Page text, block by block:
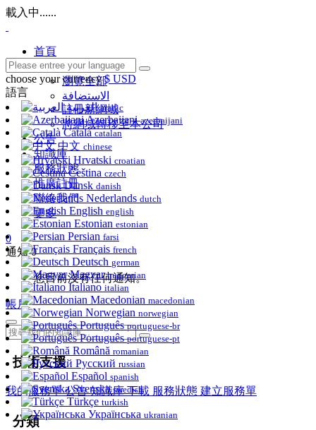
載入中......
首頁
商店
瀏覽全部
الاستضافة
註冊新網域
將網域轉移至本公司
公告
知識庫
服務狀態
推廣註冊
聯絡我們
更多
0
通知0
您目前沒有任何通知。
帳戶
技術支援
我的服務單公告知識庫下載 服務狀態 建立服務單
分類
choose your currency $ USD
語言
العربيةarabic
Azerbaijaniazerbaijani
Catalàcatalan
中文 chinese
Hrvatski croatian
Čeština czech
Dansk danish
Nederlands dutch
English english
Estonian estonian
Persian farsi
Français french
Deutsch german
Magyarhungarian
Italianoitalian
Macedonian macedonian
Norwegian norwegian
Portuguêsportuguese-br
Portuguêsportuguese-pt
Română romanian
Русский russian
Español spanish
Svenskaswedish
Türkçe turkish
Українська ukranian